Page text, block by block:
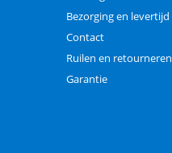
Bezorging en levertijd
Contact
Ruilen en retourneren
Garantie